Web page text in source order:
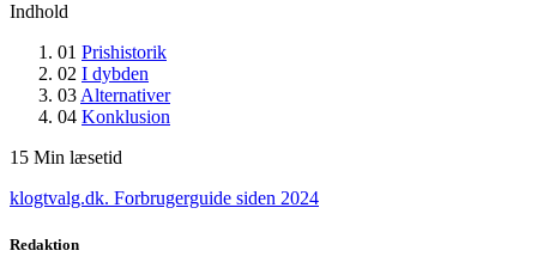
Indhold
01 Prishistorik
02 I dybden
03 Alternativer
04 Konklusion
15 Min læsetid
klogtvalg.dk. Forbrugerguide siden 2024
Redaktion